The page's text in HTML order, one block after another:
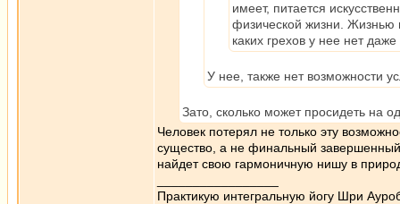
имеет, питается
физической жизни. Жизнью
каких грехов у нее нет
У нее, также нет возможности
Зато, сколько может просидеть на
Человек потерял не только эту
существо, а не финальный
найдет свою гармоничную нишу в
Практикую интегральную йогу Шри